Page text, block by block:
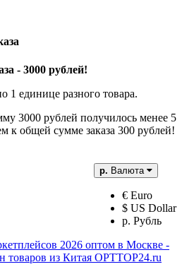
- 3000 рублей!
1 единице разного товара.
3000 рублей получилось менее 5
к общей сумме заказа 300 рублей!
р. Валюта
€ Euro
$ US Dollar
р. Рубль